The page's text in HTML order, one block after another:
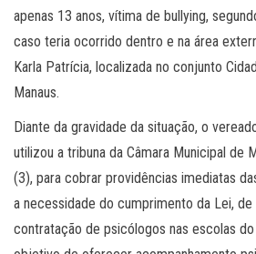
apenas 13 anos, vítima de bullying,
caso teria ocorrido dentro e na área
Karla Patrícia, localizada no conjunto
Manaus.
Diante da gravidade da situação, o
utilizou a tribuna da Câmara Municipal de
(3), para cobrar providências imediatas
a necessidade do cumprimento da Lei, de
contratação de psicólogos nas escolas